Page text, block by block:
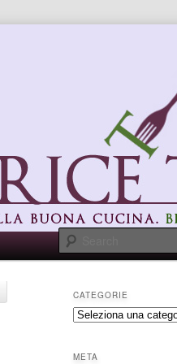
CATEGORIE
categorie
META